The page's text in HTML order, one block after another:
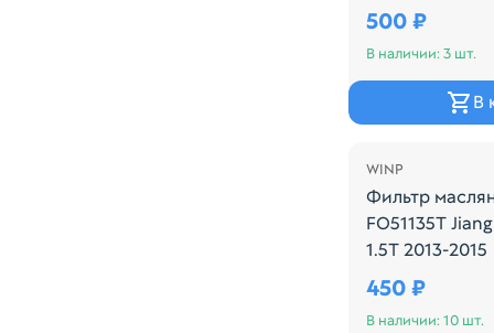
500 ₽
В наличии: 3 шт.
В
WINP
Фильтр
FO51135T
1.5T 2013-2015
450 ₽
В наличии: 10 шт.